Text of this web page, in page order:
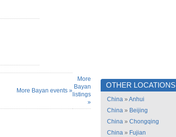
More Bayan events »
More
Bayan
listings
»
OTHER LOCATIONS
China » Anhui
China » Beijing
China » Chongqing
China » Fujian